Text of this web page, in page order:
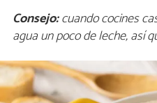
Consejo:cuando cocines
agua un poco de leche, así